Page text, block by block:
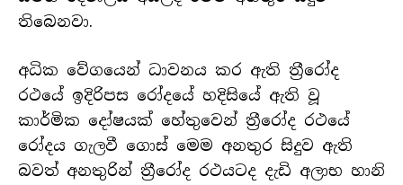
තිබෙනවා.
අධික වේගයෙන් ධාවනය කර ඇති ත්‍රීරෝද
රථයේ ඉදිරිපස රෝදයේ හදිසියේ ඇති වූ
කාර්මික දෝෂයක් හේතුවෙන් ත්‍රීරෝද රථයේ
රෝදය ගැලවී ගොස් මෙම අනතුර සිදුව ඇති
බවත් අනතුරින් ත්‍රීරෝද රථයටද දැඩි අලාභ හානි